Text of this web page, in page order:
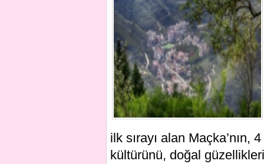
ilk sırayı alan Maçka’nın,
kültürünü, doğal